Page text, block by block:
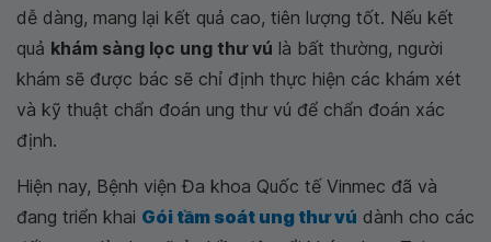
dễ dàng, mang lại kết quả cao, tiên lượng tốt. Nếu kết
quả khám sàng lọc ung thư vú là bất thường, người
khám sẽ được bác sẽ chỉ định thực hiện các khám xét
và kỹ thuật chẩn đoán ung thư vú để chẩn đoán xác
định.
Hiện nay, Bệnh viện Đa khoa Quốc tế Vinmec đã và
đang triển khai Gói tầm soát ung thư vú dành cho các